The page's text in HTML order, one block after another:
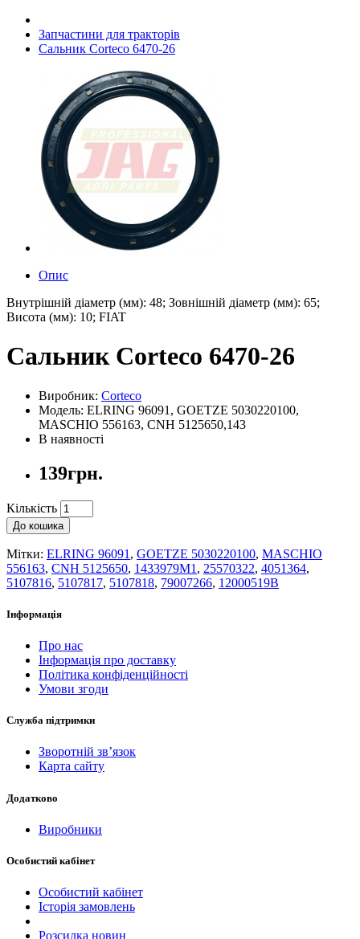
Запчастини для тракторів
Сальник Corteco 6470-26
Опис
Внутрішній діаметр (мм): 48; Зовнішній діаметр (мм): 65;
Висота (мм): 10; FIAT
Сальник Corteco 6470-26
Виробник: Corteco
Модель: ELRING 96091, GOETZE 5030220100,
MASCHIO 556163, CNH 5125650,143
В наявності
139грн.
Кількість
До кошика
Мітки: ELRING 96091 , GOETZE 5030220100, MASCHIO
556163, CNH 5125650, 1433979M1 , 25570322, 4051364,
5107816, 5107817, 5107818, 79007266, 12000519B
Інформація
Про нас
Інформація про доставку
Політика конфіденційності
Умови згоди
Служба підтримки
Зворотній зв’язок
Карта сайту
Додатково
Виробники
Особистий кабінет
Особистий кабінет
Історія замовлень
Розсилка новин